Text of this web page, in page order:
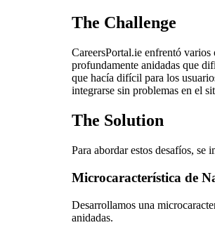
The Challenge
CareersPortal.ie enfrentó
profundamente anidadas que
que hacía difícil para los
integrarse sin problemas en el
The Solution
Para abordar estos desafíos, se
Microcaracterística de
Desarrollamos una
anidadas.